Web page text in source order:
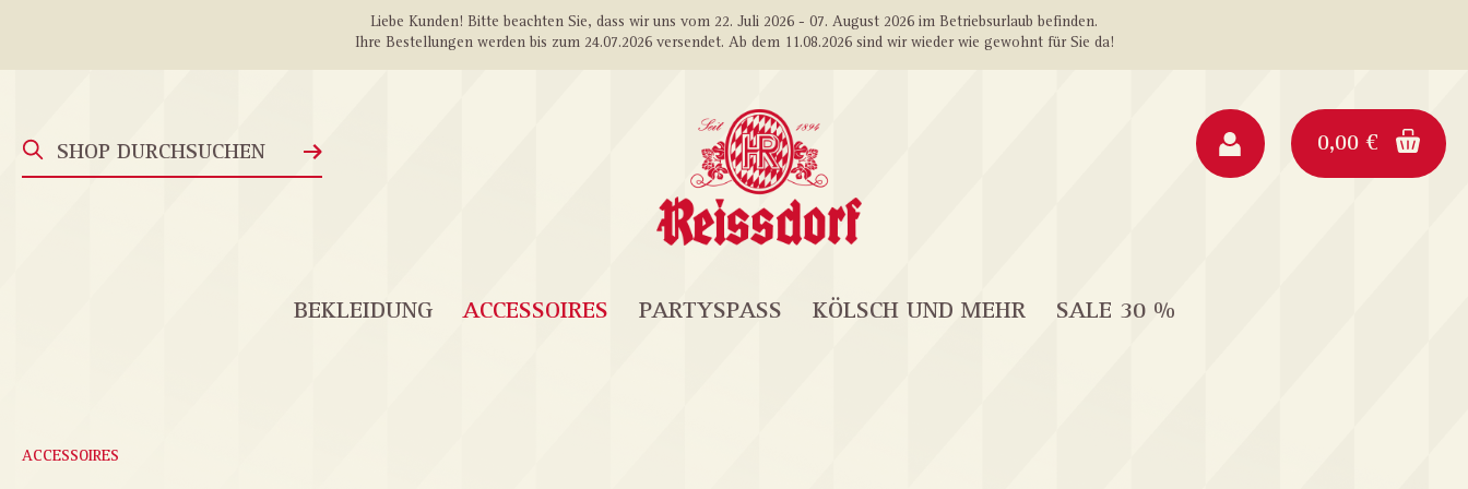
Liebe Kunden! Bitte beachten Sie, dass wir uns vom 22. Juli 2026 - 07. August 2026 im Betriebsurlaub befinden.
Ihre Bestellungen werden bis zum 24.07.2026 versendet. Ab dem 11.08.2026 sind wir wieder wie gewohnt für Sie da!
0,00 €
BEKLEIDUNG ACCESSOIRES PARTYSPASS KÖLSCH UND MEHR SALE 30 %
ACCESSOIRES